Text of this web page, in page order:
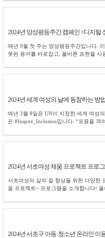
2024년 양성평등주간 캠페인 <디지털
매년 9월 첫 주는 양성평등주간입니다.
못된 용어를 바로잡고, 올바른 표현을 사
2024년 세계 여성의 날에 동참하는 방
매년 3월 8일은 UN이 지정한 세계 여성
은 #Inspire_Inclusion입니다. “포용을 격
2024년 서초여성 채움 프로젝트 프로
서초여성의 삶의 질 향상을 위한 다양한
움 프로젝트> 프로그램을 소개합니다!
2024년 서초구 아동·청소년 온라인 이